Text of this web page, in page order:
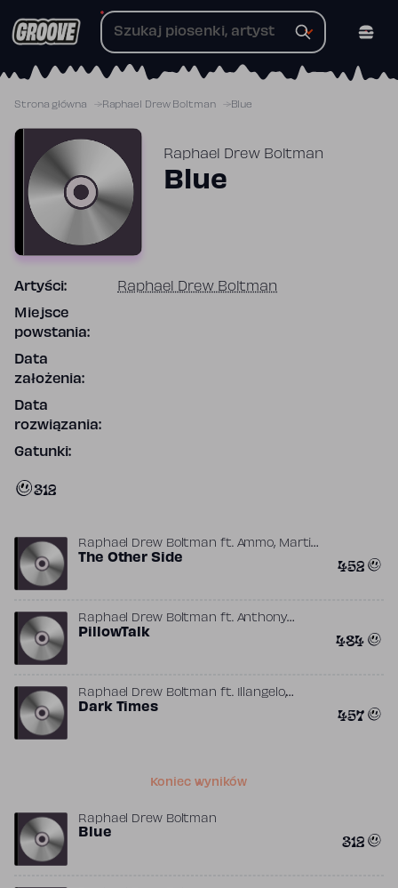
do
Strona główna Raphael Drew Boltman Blue
Raphael Drew Boltman
Blue
Artyści: Raphael Drew Boltman
Miejsce
powstania:
Data
założenia:
Data
rozwiązania:
Gatunki:
312
Raphael Drew Boltman ft. Ammo, Martin
Johnson
The Other Side 452
Raphael Drew Boltman ft. Anthony
Hannides, Joe Garrett
PillowTalk 484
Raphael Drew Boltman ft. Illangelo,
Quenneville,The Weeknd
Dark Times 457
Koniec wyników
Raphael Drew Boltman
Blue 312